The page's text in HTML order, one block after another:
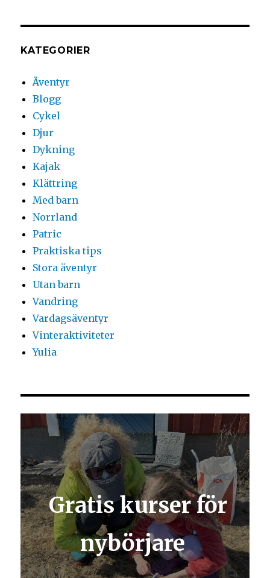
KATEGORIER
Äventyr
Blogg
Cykel
Djur
Dykning
Kajak
Klättring
Med barn
Norrland
Patric
Praktiska tips
Stora äventyr
Utan barn
Vandring
Vardagsäventyr
Vinteraktiviteter
Yulia
Gratis kurser för
nybörjare